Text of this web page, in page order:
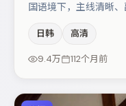
国语境下，主线清晰
阵容包括文淇、白宇
合喜欢抠台词与伏笔
入片单。
日韩 高清
9.4万 112个月前